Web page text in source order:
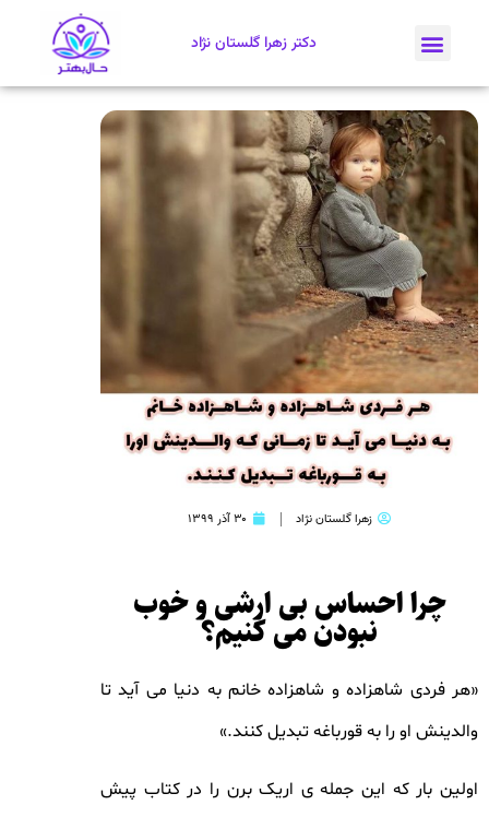
دکتر زهرا گلستان نژاد
زهرا گلستان نژاد ۳۰ آذر ۱۳۹۹
چرا احساس بی ارشی و خوب
نبودن می کنیم؟
«هر فردی شاهزاده و شاهزاده خانم به دنیا می آید تا
والدینش او را به قورباغه تبدیل کنند.»
اولین بار که این جمله ی اریک برن را در کتاب پیش